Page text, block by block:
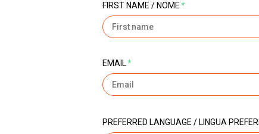
FIRST NAME / NOME*
EMAIL*
PREFERRED LANGUAGE / LINGUA